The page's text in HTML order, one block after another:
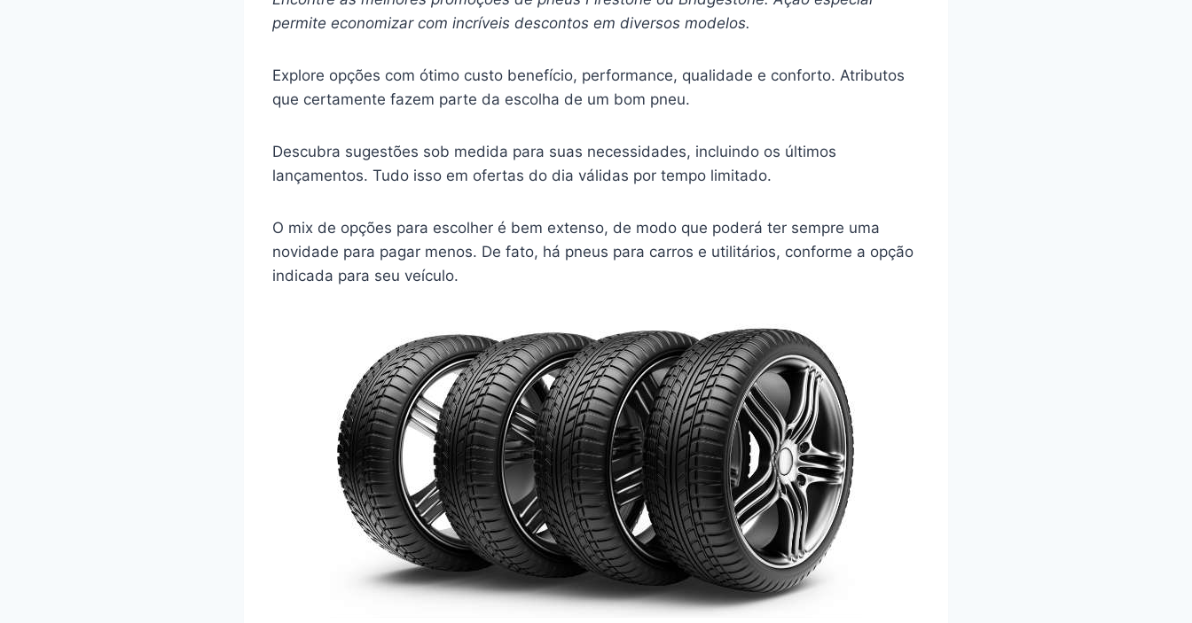
permite economizar com incríveis descontos em diversos modelos.
Explore opções com ótimo custo benefício, performance, qualidade e conforto. Atributos
que certamente fazem parte da escolha de um bom pneu.
Descubra sugestões sob medida para suas necessidades, incluindo os últimos
lançamentos. Tudo isso em ofertas do dia válidas por tempo limitado.
O mix de opções para escolher é bem extenso, de modo que poderá ter sempre uma
novidade para pagar menos. De fato, há pneus para carros e utilitários, conforme a opção
indicada para seu veículo.